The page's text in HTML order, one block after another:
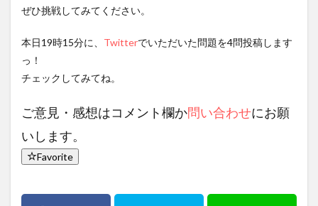
ぜひ挑戦してみてください。
本日19時15分に、 Twitterでいただいた問題を4問投稿します
っ！
チェックしてみてね。
ご意見・感想はコメント欄か問い合わせにお願
いします。
Favorite